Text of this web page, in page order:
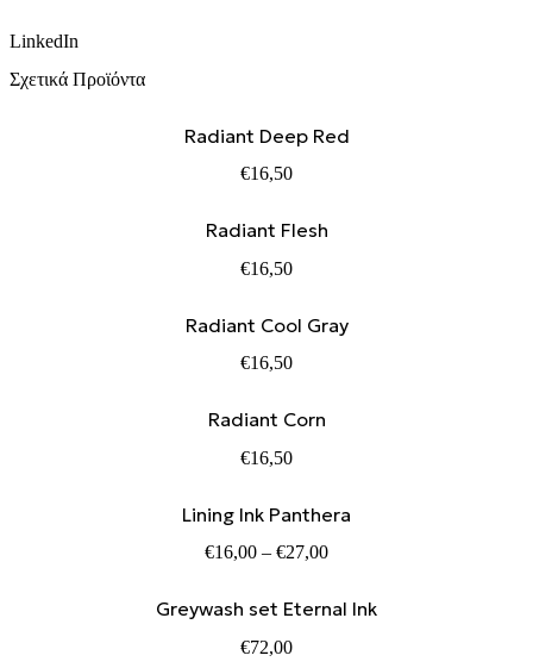
LinkedIn
Σχετικά Προϊόντα
Radiant Deep Red
€16,50
Radiant Flesh
€16,50
Radiant Cool Gray
€16,50
Radiant Corn
€16,50
Lining Ink Panthera
€16,00 – €27,00Price
through
Greywash set Eternal Ink
€72,00